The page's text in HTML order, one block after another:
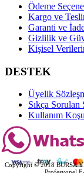
Ödeme
Kargo ve
Garanti ve
Gizlilik ve
Kişisel
DESTEK
Üyelik
Sıkça
Kullanım
Copyright © 2018 BURSA
Profesyonel